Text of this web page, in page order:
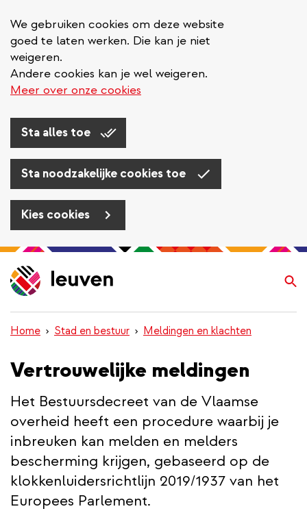
We gebruiken cookies om deze website
goed te laten werken. Die kan je niet
weigeren.
Andere cookies kan je wel weigeren.
Meer over onze cookies
Sta alles toe
Sta noodzakelijke cookies toe
Kies cookies
Overslaan
en
naar
inhoud
gaan
Home Stad en bestuur Meldingen en klachten
Vertrouwelijke meldingen
Het Bestuursdecreet van de Vlaamse
overheid heeft een procedure waarbij je
inbreuken kan melden en melders
bescherming krijgen, gebaseerd op de
klokkenluidersrichtlijn 2019/1937 van het
Europees Parlement.